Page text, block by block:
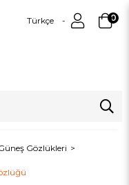
Türkçe 0
Gözlükleri